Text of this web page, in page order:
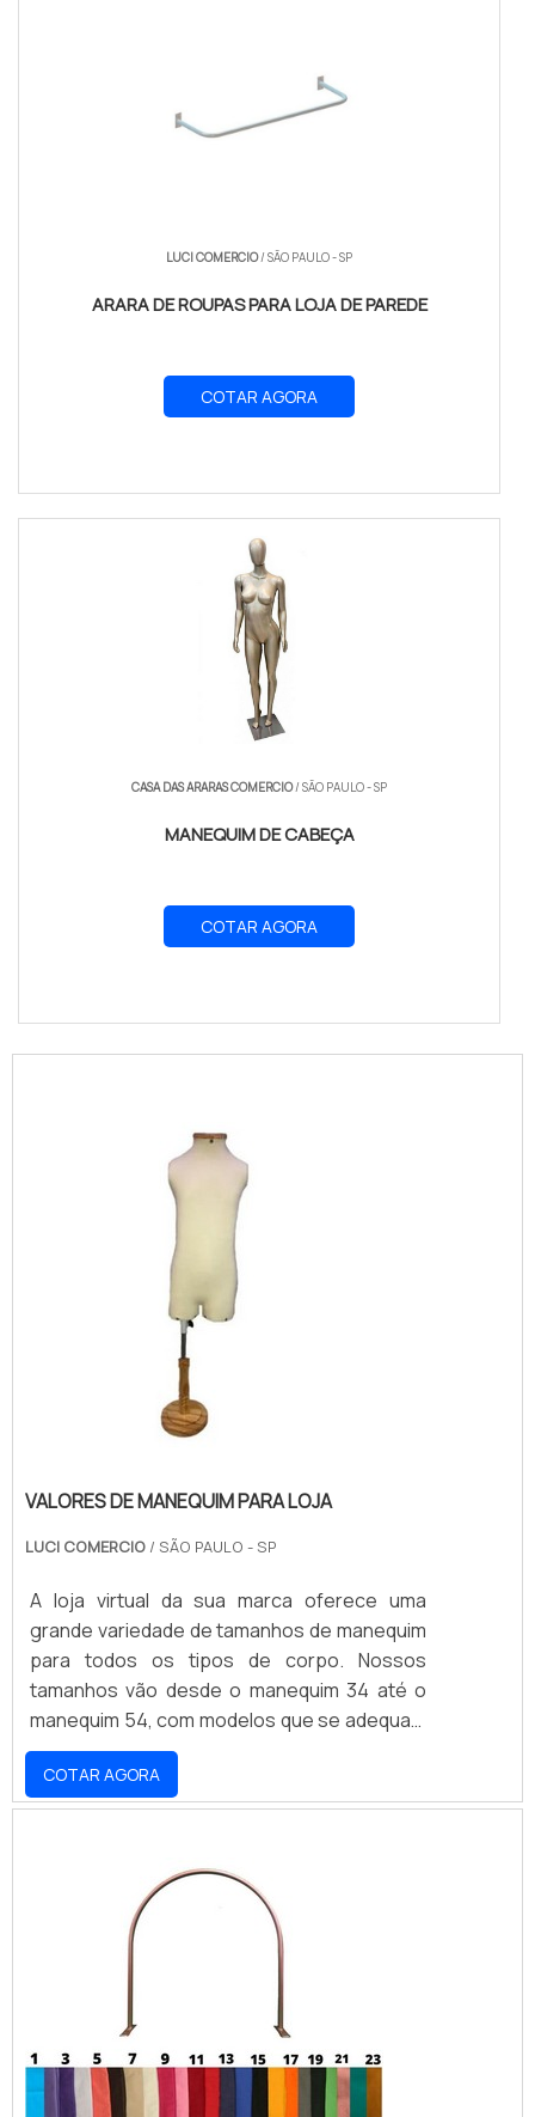
LUCI COMERCIO/ SÃO PAULO - SP
ARARA DE ROUPAS PARA LOJA DE PAREDE
COTAR AGORA
CASA DAS ARARAS COMERCIO/ SÃO PAULO - SP
MANEQUIM DE CABEÇA
COTAR AGORA
VALORES DE MANEQUIM PARA LOJA
LUCI COMERCIO / SÃO PAULO - SP
A loja virtual da sua marca oferece uma
grande variedade de tamanhos de manequim
para todos os tipos de corpo. Nossos
tamanhos vão desde o manequim 34 até o
manequim 54, com modelos que se adequam
a todos os estilos e ocasiões. Nossos
produtos são fabricados com materiais de
alta qualidade e resistência, garantindo
oportunidade de encontrar o manequim ideal
para você e aproveite nossos preços
acessíveis.
COTAR AGORA